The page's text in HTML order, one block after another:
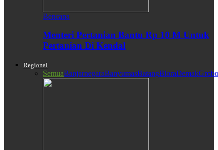
Bencana
Menteri Pertanian Bantu Rp 10 M Untuk
Pertanian Di Kendal
Regional
SemuaBanjarnegaraBanyumasBatangBloraDemak